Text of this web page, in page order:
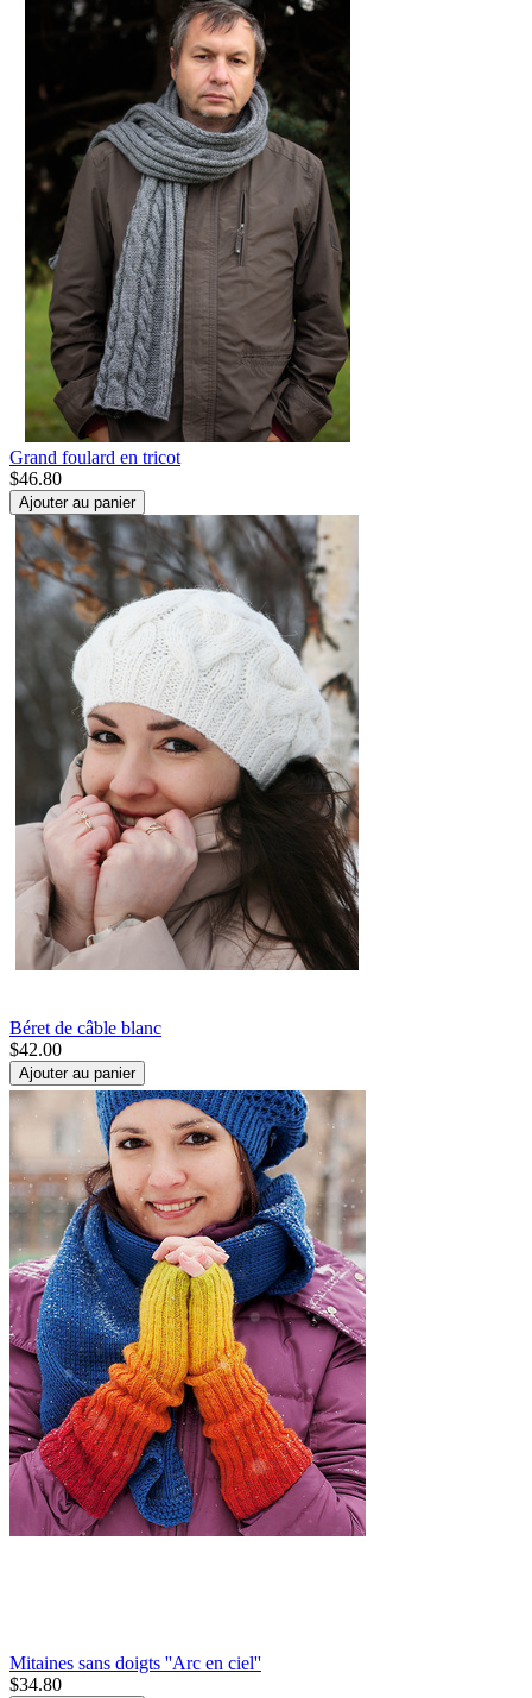
Grand foulard en tricot
$46.80
Ajouter au panier
Béret de câble blanc
$42.00
Ajouter au panier
Mitaines sans doigts ''Arc en ciel''
$34.80